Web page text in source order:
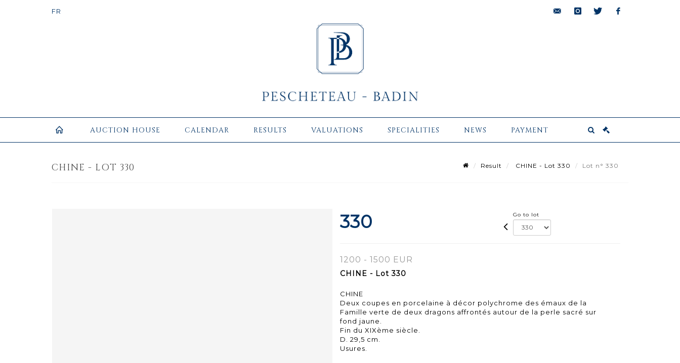
AUCTION HOUSE CALENDAR RESULTS VALUATIONS SPECIALITIES NEWS PAYMENT
CHINE - LOT 330 Result CHINE - Lot 330 Lot n° 330
330 Go to lot
1200 - 1500 EUR
CHINE - Lot 330
CHINE
Deux coupes en porcelaine à décor polychrome des émaux de la
Famille verte de deux dragons affrontés autour de la perle sacré sur
fond jaune.
Fin du XIXème siècle.
D. 29,5 cm.
Usures.